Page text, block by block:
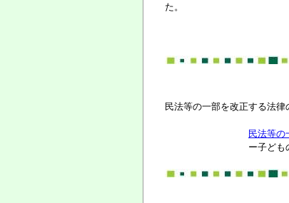
た。
民法等の一部を改正する法律
民法等の
ー子どもの利益実現